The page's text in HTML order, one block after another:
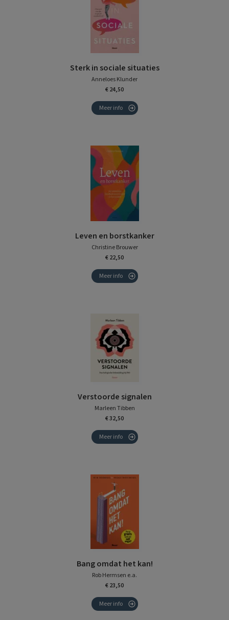
Sterk in sociale situaties
Anneloes Klunder
€ 24,50
Meer info
Leven en borstkanker
Christine Brouwer
€ 22,50
Meer info
Verstoorde signalen
Marleen Tibben
€ 32,50
Meer info
Bang omdat het kan!
Rob Hermsen e.a.
€ 23,50
Meer info